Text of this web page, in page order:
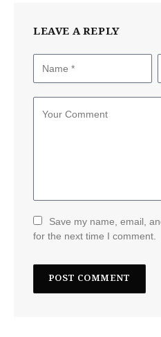
LEAVE A REPLY
Save my name, email,
for the next time I comment.